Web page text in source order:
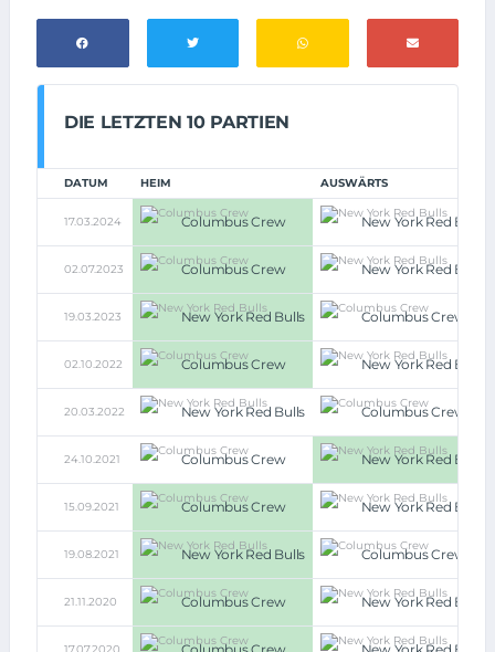
DIE LETZTEN 10 PARTIEN
DATUM HEIM AUSWÄRTS
17.03.2024 Columbus Crew New York Red Bulls
02.07.2023 Columbus Crew New York Red Bulls
19.03.2023 New York Red Bulls Columbus Crew
02.10.2022 Columbus Crew New York Red Bulls
20.03.2022 New York Red Bulls Columbus Crew
24.10.2021 Columbus Crew New York Red Bulls
15.09.2021 Columbus Crew New York Red Bulls
19.08.2021 New York Red Bulls Columbus Crew
21.11.2020 Columbus Crew New York Red Bulls
17.07.2020 Columbus Crew New York Red Bulls